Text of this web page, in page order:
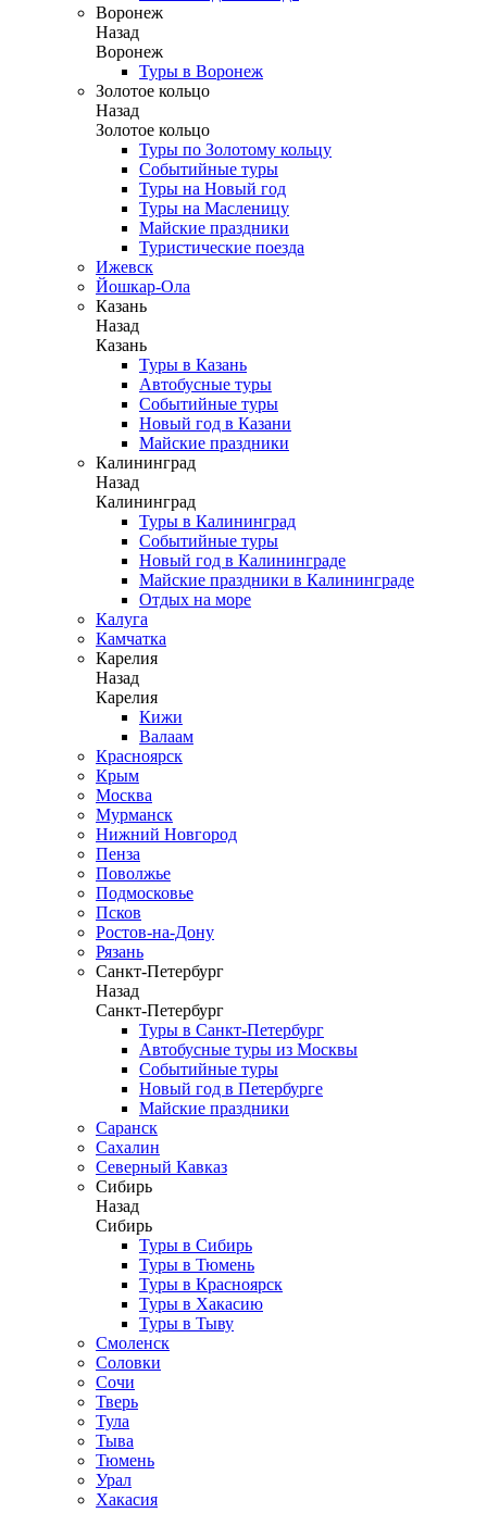
Воронеж
Назад
Воронеж
Туры в Воронеж
Золотое кольцо
Назад
Золотое кольцо
Туры по Золотому кольцу
Событийные туры
Туры на Новый год
Туры на Масленицу
Майские праздники
Туристические поезда
Ижевск
Йошкар-Ола
Казань
Назад
Казань
Туры в Казань
Автобусные туры
Событийные туры
Новый год в Казани
Майские праздники
Калининград
Назад
Калининград
Туры в Калининград
Событийные туры
Новый год в Калининграде
Майские праздники в Калининграде
Отдых на море
Калуга
Камчатка
Карелия
Назад
Карелия
Кижи
Валаам
Красноярск
Крым
Москва
Мурманск
Нижний Новгород
Пенза
Поволжье
Подмосковье
Псков
Ростов-на-Дону
Рязань
Санкт-Петербург
Назад
Санкт-Петербург
Туры в Санкт-Петербург
Автобусные туры из Москвы
Событийные туры
Новый год в Петербурге
Майские праздники
Саранск
Сахалин
Северный Кавказ
Сибирь
Назад
Сибирь
Туры в Сибирь
Туры в Тюмень
Туры в Красноярск
Туры в Хакасию
Туры в Тыву
Смоленск
Соловки
Сочи
Тверь
Тула
Тыва
Тюмень
Урал
Хакасия